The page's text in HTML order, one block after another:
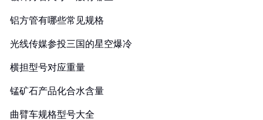
铝方管有哪些常见规格
光线传媒参投三国的星空爆冷
横担型号对应重量
锰矿石产品化合水含量
曲臂车规格型号大全